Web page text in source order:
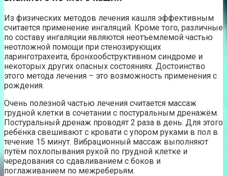
Из физических методов лечения кашля эффективным
считается применение ингаляций. Кроме того, различные
по составу ингаляции являются неотъемлемой частью
неотложной помощи при стенозирующих
ларинготрахеита, бронхообструктивном синдроме и
некоторых других опасных состояниях. Достоинство
этого метода лечения – это возможность применения с
рождения.
Очень полезной частью лечения считается массаж
грудной клетки в сочетании с постуральным дренажём.
Постуральный дренаж проводят 2 раза в день. Для этого
ребёнка свешивают с кровати с упором руками в пол в
течение 15 минут. Вибрационный массаж выполняют
путём похлопывания рукой по грудной клетке и
чередования со сдавливанием с боков и
поглаживанием по межреберьям.